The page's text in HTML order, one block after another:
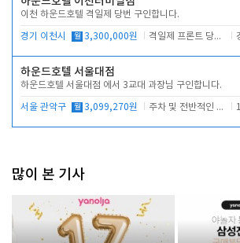
이천 하운드호텔 격일제 당번 구인합니다.
경기 이천시 월 3,300,000원 격일제 프론트 당번 업무로 주차 및 객실 점검
하운드호텔 서울대점
하운드호텔 서울대점 에서 3교대 과장님 구인합니다.
서울 관악구 월 3,099,270원 주차 및 전반적인 당번업무
많이 본 기사